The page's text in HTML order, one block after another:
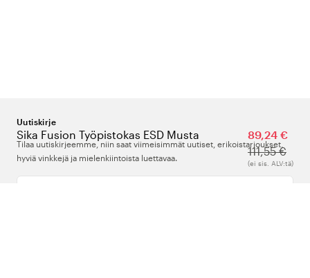
Sika Fusion Työpistokas ESD Musta
89,24 €
111,55 €
(ei sis. ALV:tä)
Uutiskirje
Tilaa uutiskirjeemme, niin saat viimeisimmät uutiset, erikoistarjoukset,
hyviä vinkkejä ja mielenkiintoista luettavaa.
Kirjoita sähköpostiosoitteesi